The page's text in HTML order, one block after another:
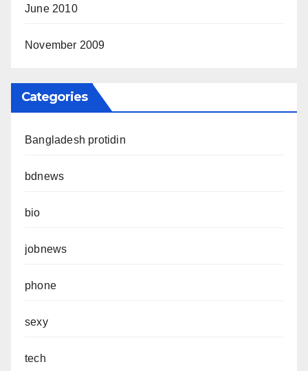
June 2010
November 2009
Categories
Bangladesh protidin
bdnews
bio
jobnews
phone
sexy
tech